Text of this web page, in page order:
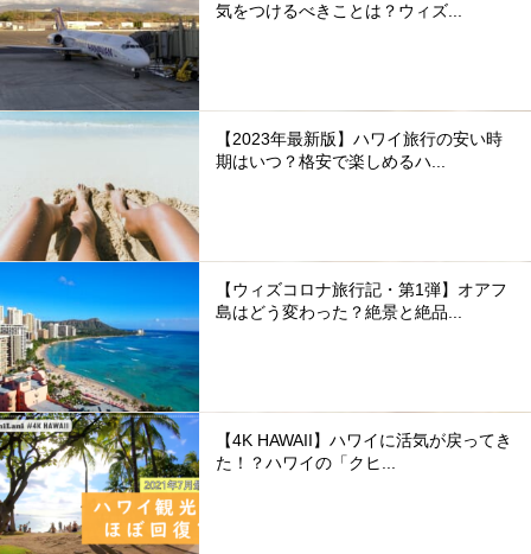
気をつけるべきことは？ウィズ...
【2023年最新版】ハワイ旅行の安い時
期はいつ？格安で楽しめるハ...
【ウィズコロナ旅行記・第1弾】オアフ
島はどう変わった？絶景と絶品...
【4K HAWAII】ハワイに活気が戻ってき
た！？ハワイの「クヒ...